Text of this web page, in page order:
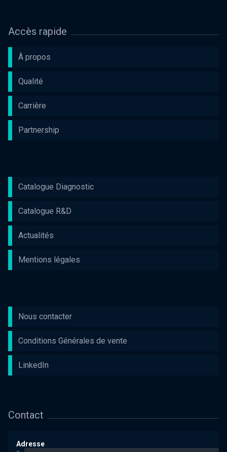
Accès rapide
À propos
Qualité
Carrière
Partnership
Catalogue Diagnostic
Catalogue R&D
Actualités
Mentions légales
Nous contacter
Conditions Générales de vente
LinkedIn
Contact
Adresse